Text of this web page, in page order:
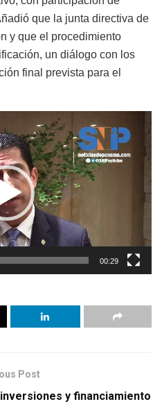
que la junta directiva de
y que el procedimiento
un diálogo con los
final prevista para el
00:29
Post
y financiamiento